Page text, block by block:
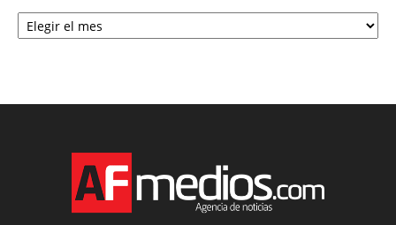
Archivo